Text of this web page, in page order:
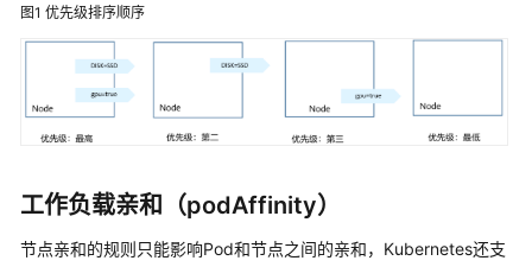
图1 优先级排序顺序
工作负载亲和（podAffinity）
节点亲和的规则只能影响Pod和节点之间的亲和，Kubernetes还支